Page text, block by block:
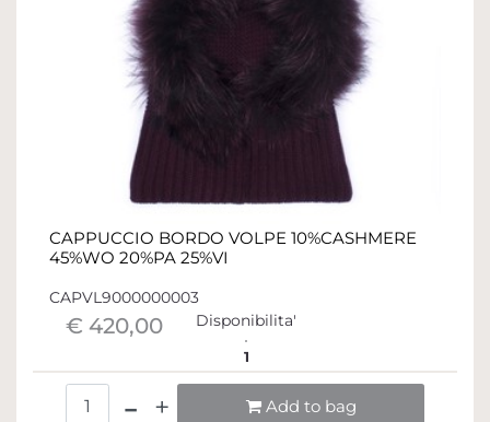
CAPPUCCIO BORDO VOLPE 10%CASHMERE
45%WO 20%PA 25%VI
CAPVL9000000003
€ 420,00 Disponibilita'
1
Add to bag